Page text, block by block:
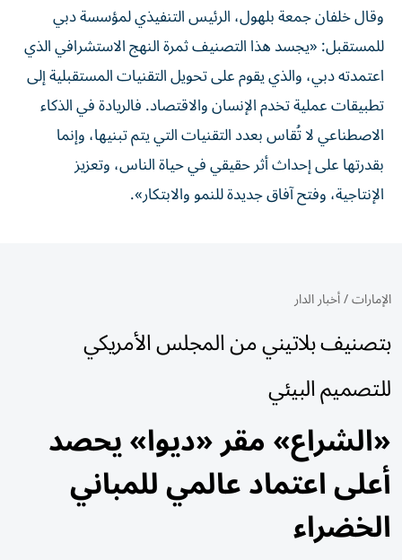
وقال خلفان جمعة بلهول، الرئيس التنفيذي لمؤسسة دبي
للمستقبل: «يجسد هذا التصنيف ثمرة النهج الاستشرافي الذي
اعتمدته دبي، والذي يقوم على تحويل التقنيات المستقبلية إلى
تطبيقات عملية تخدم الإنسان والاقتصاد. فالريادة في الذكاء
الاصطناعي لا تُقاس بعدد التقنيات التي يتم تبنيها، وإنما
بقدرتها على إحداث أثر حقيقي في حياة الناس، وتعزيز
الإنتاجية، وفتح آفاق جديدة للنمو والابتكار».
الإمارات/أخبار الدار
بتصنيف بلاتيني من المجلس الأمريكي
للتصميم البيئي
«الشراع» مقر «ديوا» يحصد
أعلى اعتماد عالمي للمباني
الخضراء